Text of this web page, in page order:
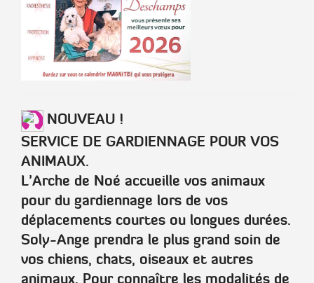
NOUVEAU !
SERVICE DE GARDIENNAGE POUR VOS
ANIMAUX.
L’Arche de Noé accueille vos animaux
pour du gardiennage lors de vos
déplacements courtes ou longues durées.
Soly-Ange prendra le plus grand soin de
vos chiens, chats, oiseaux et autres
animaux. Pour connaître les modalités de